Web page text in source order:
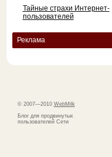
Тайные страхи Интернет-
пользователей
Реклама
© 2007—2010 WebMilk
Блог для продвинутых
пользователей Сети